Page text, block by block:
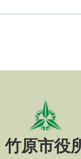
竹原市役